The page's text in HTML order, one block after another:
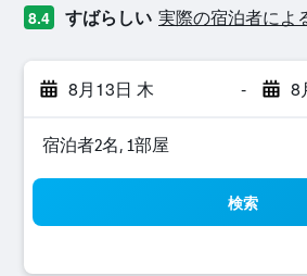
8.4 すばらしい 実際の宿泊者によ
8月13日 木 - 8
宿泊者2名, 1​部屋
検索